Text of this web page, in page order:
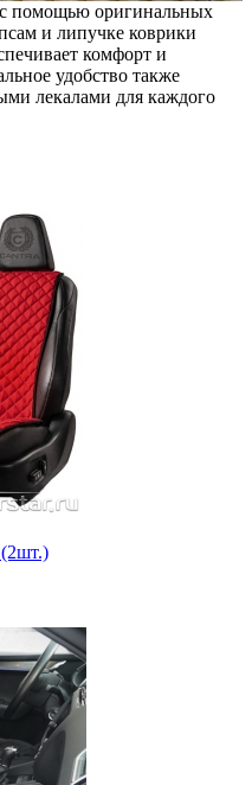
помощью оригинальных
и липучке коврики
комфорт и
удобство также
лекалами для каждого